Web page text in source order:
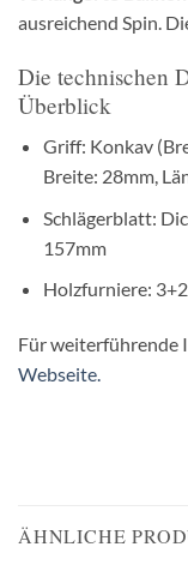
ausreichend Spin.
Die technischen
Überblick
Griff: Konkav
Breite: 28mm,
Schlägerblatt:
157mm
Holzfurniere: 3+2
Für weiterführende
Webseite.
ÄHNLICHE